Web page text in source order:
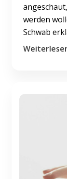
werden
Schwab